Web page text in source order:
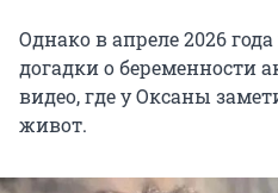
Однако в апреле 2026
догадки о беременности
видео, где у Оксаны
живот.